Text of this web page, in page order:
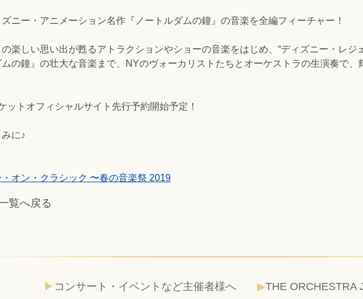
ニー・アニメーション名作『ノートルダムの鐘』の音楽を全編フィーチャー！
楽しい思い出が甦るアトラクションやショーの音楽をはじめ、“ディズニー・レジ
ムの鐘』の壮大な音楽まで、NYのヴォーカリストたちとオーケストラの生演奏で
ットオフィシャルサイト先行予約開始予定！
に♪
オン・クラシック 〜春の音楽祭 2019
覧へ戻る
コンサート・イベントなど主催者様へ THE ORCHESTRA